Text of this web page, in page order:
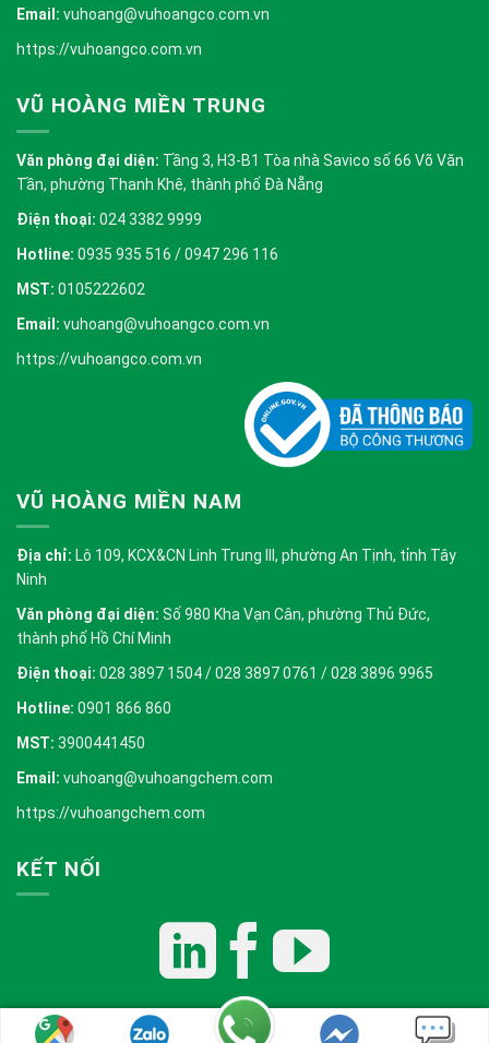
Email: vuhoang@vuhoangco.com.vn
https://vuhoangco.com.vn
VŨ HOÀNG MIỀN TRUNG
Văn phòng đại diện: Tầng 3, H3-B1 Tòa nhà Savico số 66 Võ Văn
Tần, phường Thanh Khê, thành phố Đà Nẵng
Điện thoại: 024 3382 9999
Hotline: 0935 935 516 / 0947 296 116
MST: 0105222602
Email: vuhoang@vuhoangco.com.vn
https://vuhoangco.com.vn
VŨ HOÀNG MIỀN NAM
Địa chỉ: Lô 109, KCX&CN Linh Trung III, phường An Tịnh, tỉnh Tây
Ninh
Văn phòng đại diện: Số 980 Kha Vạn Cân, phường Thủ Đức,
thành phố Hồ Chí Minh
Điện thoại: 028 3897 1504 / 028 3897 0761 / 028 3896 9965
Hotline: 0901 866 860
MST: 3900441450
Email: vuhoang@vuhoangchem.com
https://vuhoangchem.com
KẾT NỐI